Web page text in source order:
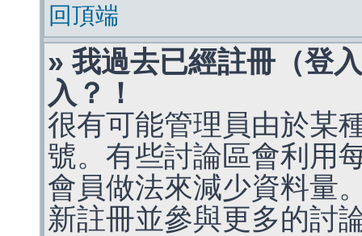
回頂端
» 我過去已經註冊（登
入？！
很有可能管理員由於某
號。有些討論區會利用
會員做法來減少資料量
新註冊並參與更多的討